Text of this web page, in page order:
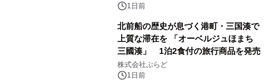
得な素泊まり連泊プランで
1日前
北前船の歴史が息づく港町・三国湊で
上質な滞在を 「オーベルジュほまち
三國湊」 1泊2食付の旅行商品を発売
株式会社ぷらど
1日前